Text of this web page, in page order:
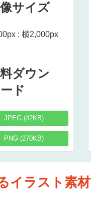
サイズ
: 横2,000px
ダウン
ド
JPEG (42KB)
PNG (270KB)
イラスト素材